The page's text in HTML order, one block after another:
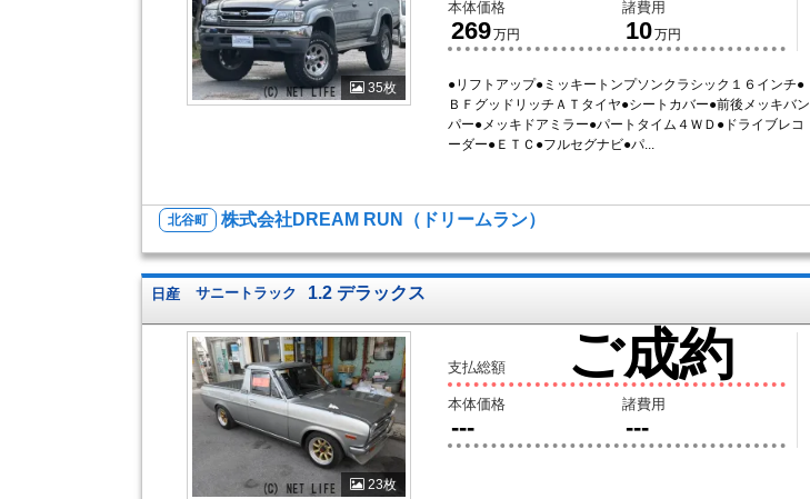
35枚
本体価格
269万円
諸費用
10万円
●リフトアップ●ミッキートンプソンクラシック１６インチ●
ＢＦグッドリッチＡＴタイヤ●シートカバー●前後メッキバン
パー●メッキドアミラー●パートタイム４ＷＤ●ドライブレコ
ーダー●ＥＴＣ●フルセグナビ●パ...
北谷町 株式会社DREAM RUN（ドリームラン）
日産 サニートラック 1.2 デラックス
23枚
支払総額 ご成約
本体価格
---
諸費用
---